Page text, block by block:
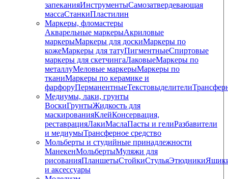
запеканияИнструментыСамозатвердевающая
массаСтанкиПластилин
Маркеры, фломастеры
Акварельные маркерыАкриловые
маркерыМаркеры для доскиМаркеры по
кожеМаркеры для татуПигментныеCпиртовые
маркеры для скетчингаЛаковыеМаркеры по
металлуМеловые маркерыМаркеры по
тканиМаркеры по керамике и
фарфоруПерманентныеТекстовыделители
Медиумы, лаки, грунты
ВоскиГрунтыЖидкость для
маскированияКлейКонсервация,
реставрацияЛакиМаслаПасты и гелиРазбавители
и медиумыТрансферное средство
Мольберты и студийные принадлежности
МанекенМольбертыМуляжи для
рисованияПланшетыСтойкиСтульяЭтюдники
и аксессуары